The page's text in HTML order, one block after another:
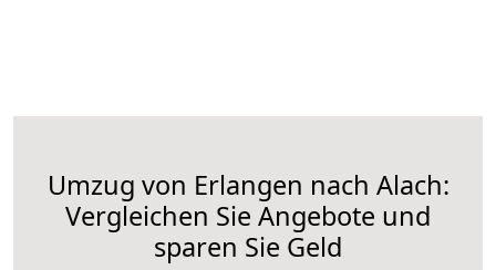
Umzug von Erlangen nach Alach:
Vergleichen Sie Angebote und
sparen Sie Geld